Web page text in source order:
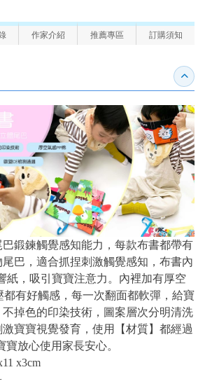
作家介紹 推薦專區 訂購須知
收合
鍛鍊觸覺感知能力，每款布書都帶有
巴，適合抓捏刺激觸覺感知，布書內
紙，吸引寶寶注意力。內裡加有厚空
都有好觸感，每一次翻面都軟彈，給寶
掉色的印染技術，圖案層次分明清洗
寶寶視覺發育，使用【材質】都經過
寶放心使用家長安心。
x3cm